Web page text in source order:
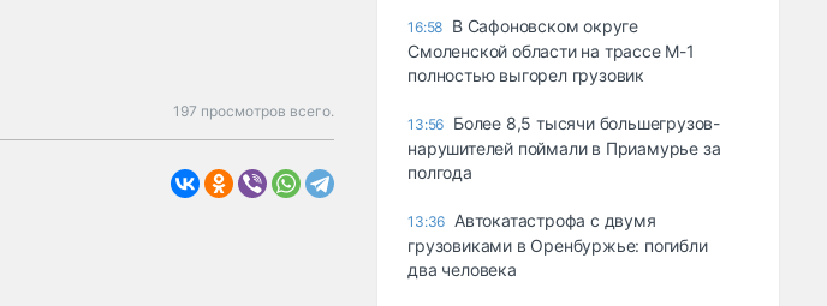
197 просмотров всего.
16:58 В Сафоновском округе
Смоленской области на трассе М-1
полностью выгорел грузовик
13:56 Более 8,5 тысячи большегрузов-
нарушителей поймали в Приамурье за
полгода
13:36 Автокатастрофа с двумя
грузовиками в Оренбуржье: погибли
два человека